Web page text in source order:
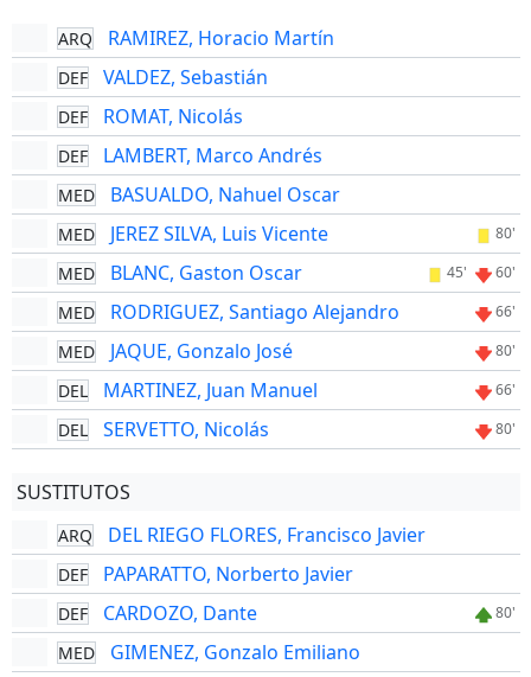
ARQ RAMIREZ, Horacio Martín
DEF VALDEZ, Sebastián
DEF ROMAT, Nicolás
DEF LAMBERT, Marco Andrés
MED BASUALDO, Nahuel Oscar
MED JEREZ SILVA, Luis Vicente 80'
MED BLANC, Gaston Oscar 45' 60'
MED RODRIGUEZ, Santiago Alejandro 66'
MED JAQUE, Gonzalo José 80'
DEL MARTINEZ, Juan Manuel 66'
DEL SERVETTO, Nicolás 80'
SUSTITUTOS
ARQ DEL RIEGO FLORES, Francisco Javier
DEF PAPARATTO, Norberto Javier
DEF CARDOZO, Dante 80'
MED GIMENEZ, Gonzalo Emiliano